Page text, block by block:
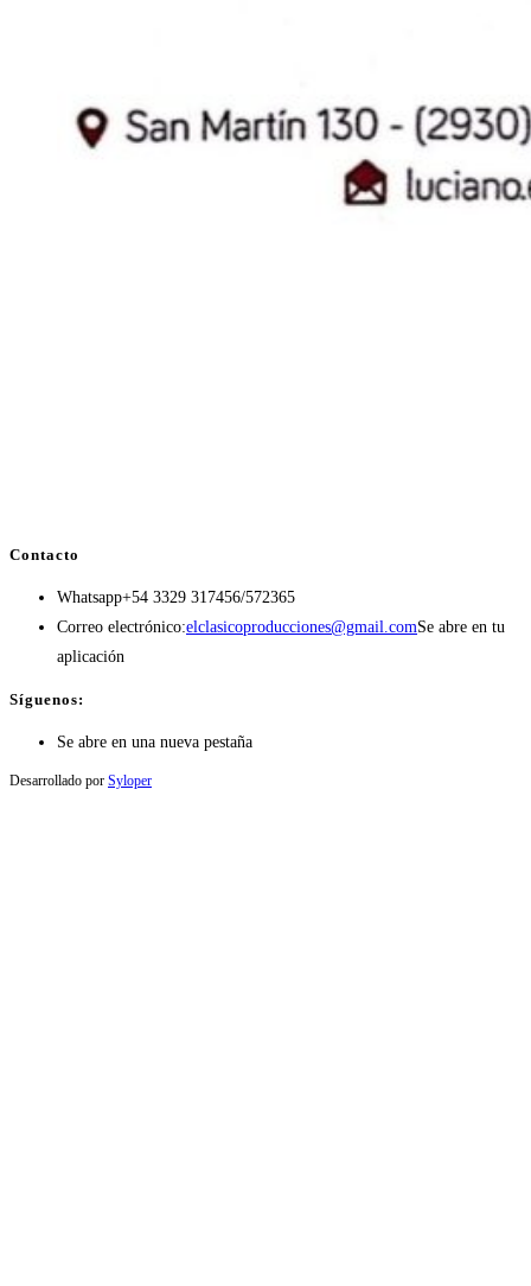
Contacto
Whatsapp+54 3329 317456/572365
Correo electrónico:elclasicoproducciones@gmail.comSe abre en tu
aplicación
Síguenos:
Se abre en una nueva pestaña
Desarrollado por Syloper